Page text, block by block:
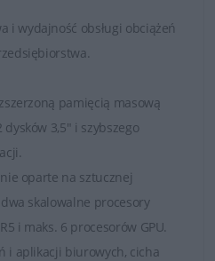
średnich firm, a także dla
rozwiązań dla
i wydajność obsługi obciążeń
pamięcią masową
dysków 3,5" i szybszego
oparte na sztucznej
skalowalne procesory
i maks. 6 procesorów GPU.
i aplikacji biurowych, cicha